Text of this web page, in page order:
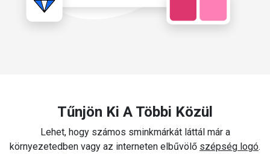
Tűnjön Ki A Többi Közül
Lehet, hogy számos sminkmárkát láttál már a
környezetedben vagy az interneten elbűvölő szépség logó.